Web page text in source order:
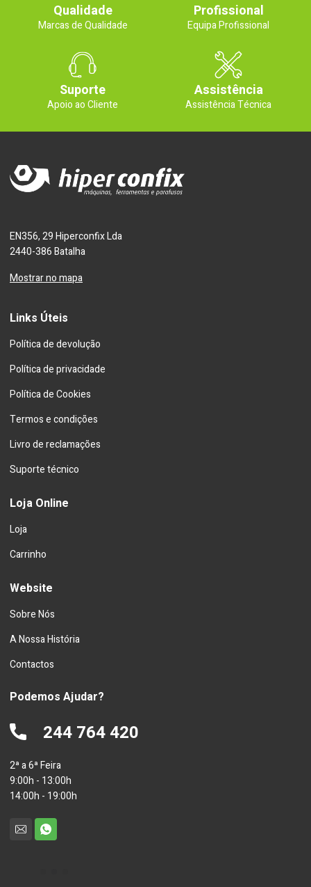
Qualidade
Marcas de Qualidade
Profissional
Equipa Profissional
Suporte
Apoio ao Cliente
Assistência
Assistência Técnica
EN356, 29 Hiperconfix Lda
2440-386 Batalha
Mostrar no mapa
Links Úteis
Política de devolução
Política de privacidade
Política de Cookies
Termos e condições
Livro de reclamações
Suporte técnico
Loja Online
Loja
Carrinho
Website
Sobre Nós
A Nossa História
Contactos
Podemos Ajudar?
244 764 420
2ª a 6ª Feira
9:00h - 13:00h
14:00h - 19:00h